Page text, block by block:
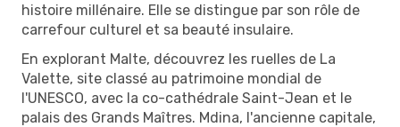
histoire millénaire. Elle se distingue par son rôle de
carrefour culturel et sa beauté insulaire.
En explorant Malte, découvrez les ruelles de La
Valette, site classé au patrimoine mondial de
l'UNESCO, avec la co-cathédrale Saint-Jean et le
palais des Grands Maîtres. Mdina, l'ancienne capitale,